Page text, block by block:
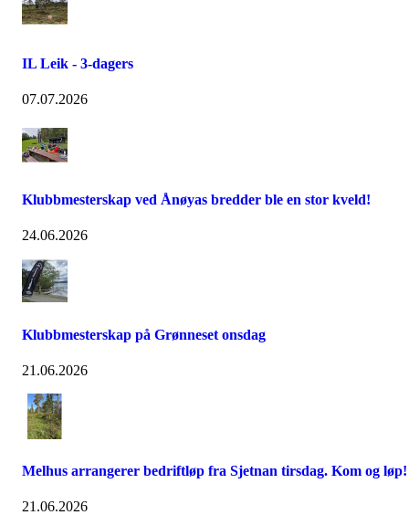
IL Leik - 3-dagers
07.07.2026
Klubbmesterskap ved Ånøyas bredder ble en stor kveld!
24.06.2026
Klubbmesterskap på Grønneset onsdag
21.06.2026
Melhus arrangerer bedriftløp fra Sjetnan tirsdag. Kom og løp!
21.06.2026